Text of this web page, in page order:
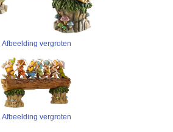
Afbeelding vergroten
Afbeelding vergroten